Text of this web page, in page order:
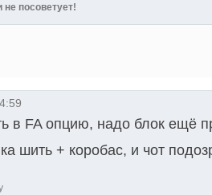
посоветует!
в FA опцию, надо блок ещё
шить + коробас, и чот